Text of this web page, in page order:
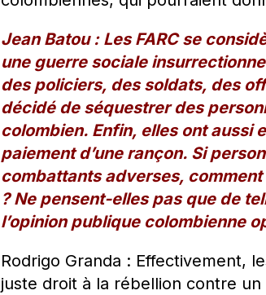
Jean Batou : Les FARC se
une guerre sociale
des policiers, des soldats, des
décidé de séquestrer des
colombien. Enfin, elles ont aussi
paiement d’une rançon. Si
combattants adverses,
? Ne pensent-elles pas que de
l’opinion publique colombienne
Rodrigo Granda : Effectivement,
juste droit à la rébellion contre